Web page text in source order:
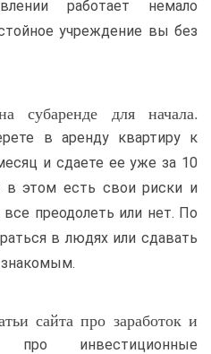
работает немало
учреждение вы без
субаренде для начала.
в аренду квартиру к
и сдаете ее уже за 10
в этом есть свои риски и
преодолеть или нет. По
в людях или сдавать
знакомым.
сайта про заработок и
про инвестиционные